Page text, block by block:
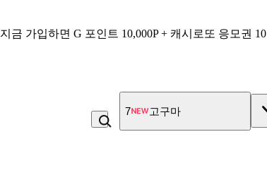
지금 가입하면 G 포인트 10,000P + 캐시로또 응모권
7 고구마